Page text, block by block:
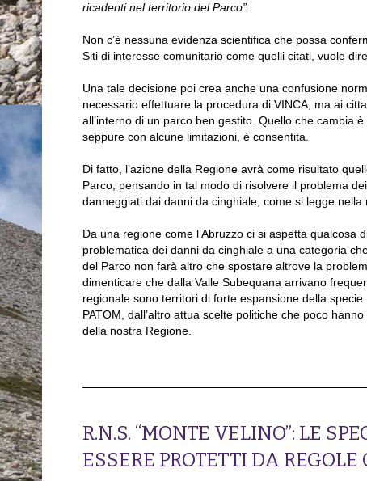
ricadenti nel territorio del Parco”.
Non c’è nessuna evidenza scientifica che possa
Siti di interesse comunitario come quelli citati, vuole
Una tale decisione poi crea anche una confusione
necessario effettuare la procedura di VINCA, ma ai
all’interno di un parco ben gestito. Quello che cambia
seppure con alcune limitazioni, è consentita.
Di fatto, l’azione della Regione avrà come risultato
Parco, pensando in tal modo di risolvere il problema
danneggiati dai danni da cinghiale, come si legge
Da una regione come l’Abruzzo ci si aspetta
problematica dei danni da cinghiale a una categoria
del Parco non farà altro che spostare altrove la
dimenticare che dalla Valle Subequana arrivano
regionale sono territori di forte espansione della
PATOM, dall’altro attua scelte politiche che poco
della nostra Regione.
R.N.S. “MONTE VELINO”: LE
ESSERE PROTETTI DA REGOLE